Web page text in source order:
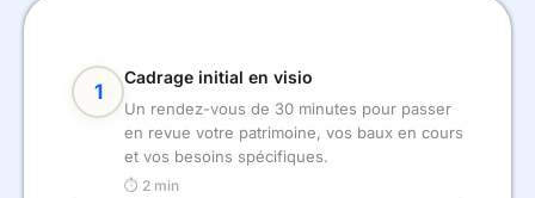
1
Cadrage initial en visio
Un rendez-vous de 30 minutes pour passer
en revue votre patrimoine, vos baux en cours
et vos besoins spécifiques.
⏱ 2 min